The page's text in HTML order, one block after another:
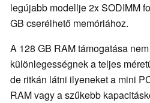
legújabb modellje 2x SODIMM
GB cserélhető memóriához.
A 128 GB RAM támogatása
különlegességnek a teljes
de ritkán látni ilyeneket a mini
RAM vagy a szűkebb